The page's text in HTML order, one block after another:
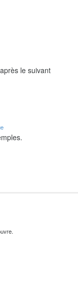
le suivant